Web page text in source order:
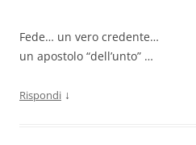
Fede… un vero credente…
un apostolo “dell’unto” …
Rispondi ↓